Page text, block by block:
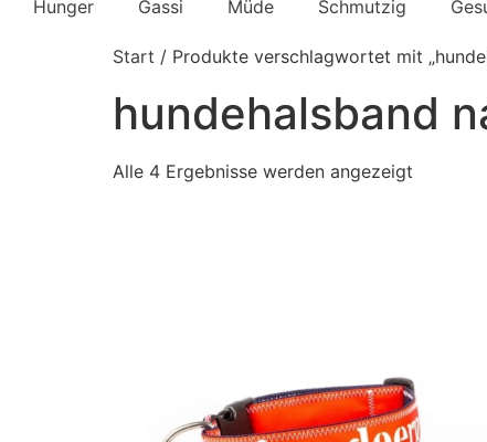
Hunger Gassi Müde Schmutzig
Start / Produkte verschlagwortet mit
hundehalsband
Alle 4 Ergebnisse werden angezeigt